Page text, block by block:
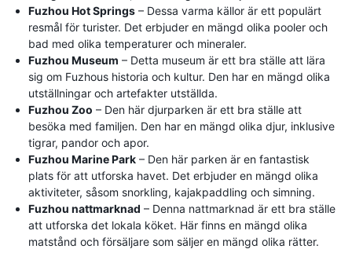
Fuzhou Hot Springs – Dessa varma källor är ett populärt
resmål för turister. Det erbjuder en mängd olika pooler och
bad med olika temperaturer och mineraler.
Fuzhou Museum – Detta museum är ett bra ställe att lära
sig om Fuzhous historia och kultur. Den har en mängd olika
utställningar och artefakter utställda.
Fuzhou Zoo – Den här djurparken är ett bra ställe att
besöka med familjen. Den har en mängd olika djur, inklusive
tigrar, pandor och apor.
Fuzhou Marine Park – Den här parken är en fantastisk
plats för att utforska havet. Det erbjuder en mängd olika
aktiviteter, såsom snorkling, kajakpaddling och simning.
Fuzhou nattmarknad – Denna nattmarknad är ett bra ställe
att utforska det lokala köket. Här finns en mängd olika
matstånd och försäljare som säljer en mängd olika rätter.